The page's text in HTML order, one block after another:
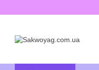
Перейти до основного